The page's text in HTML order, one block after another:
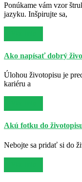
Ponúkame vám vzor
jazyku. Inšpirujte sa,
Ako napísať dobrý
Úlohou životopisu je
kariéru a
Akú fotku do
Nebojte sa pridať si do